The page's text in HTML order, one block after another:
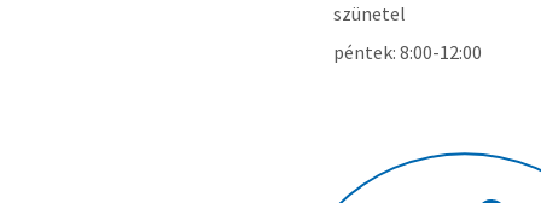
szünetel
péntek: 8:00-12:00